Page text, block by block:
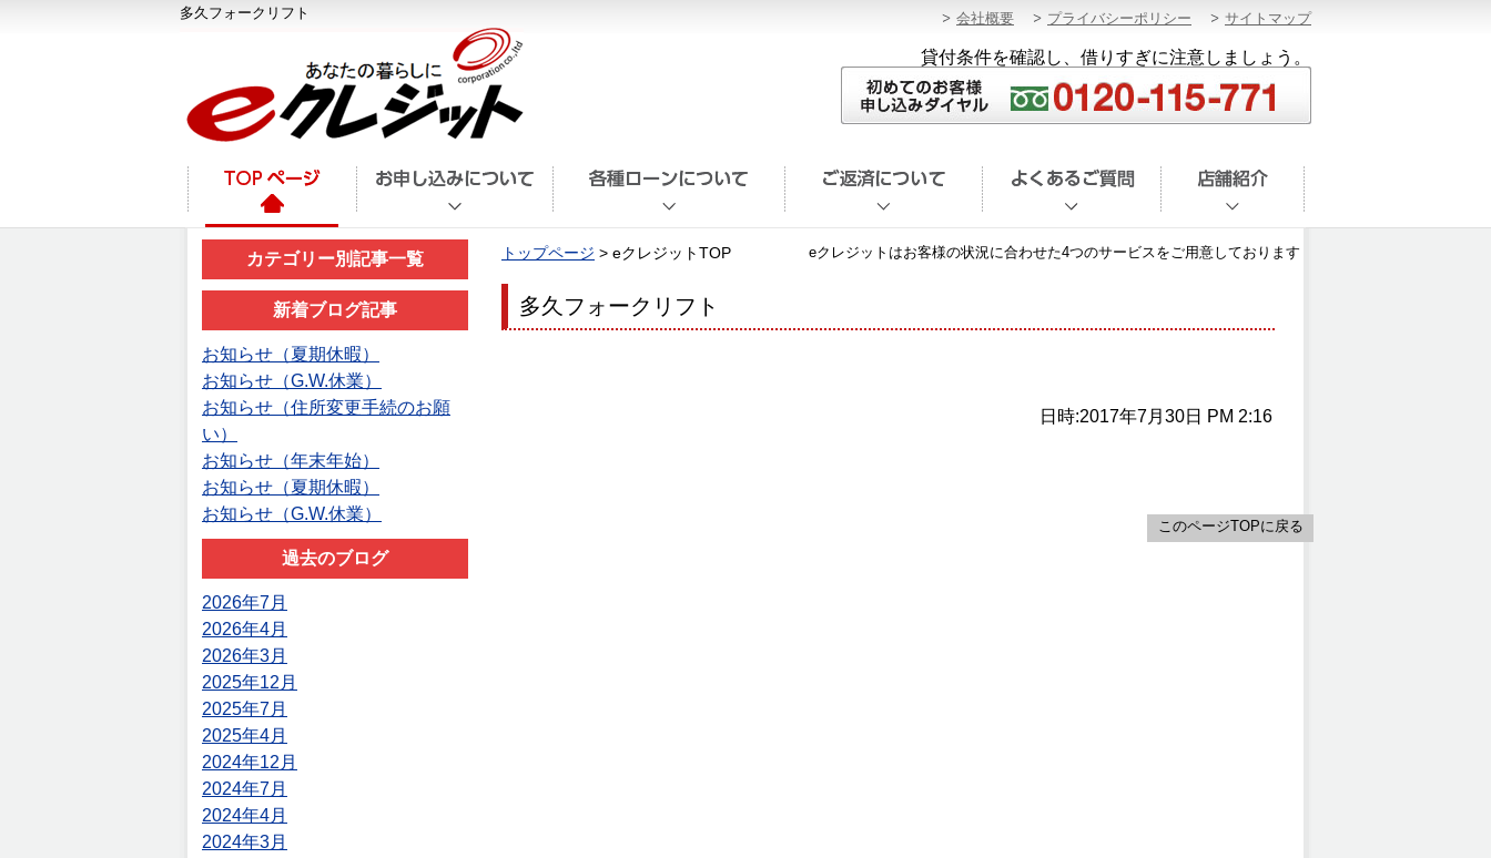
多久フォークリフト サイトマップ
プライバシーポリシー
会社概要
貸付条件を確認し、借りすぎに注意しましょう。
カテゴリー別記事一覧
新着ブログ記事
お知らせ（夏期休暇）
お知らせ（G.W.休業）
お知らせ（住所変更手続のお願
い）
お知らせ（年末年始）
お知らせ（夏期休暇）
お知らせ（G.W.休業）
過去のブログ
2026年7月
2026年4月
2026年3月
2025年12月
2025年7月
2025年4月
2024年12月
2024年7月
2024年4月
2024年3月
トップページ > eクレジットTOP eクレジットはお客様の状況に合わせた4つのサービスをご用意しております
多久フォークリフト
日時:2017年7月30日 PM 2:16
このページTOPに戻る